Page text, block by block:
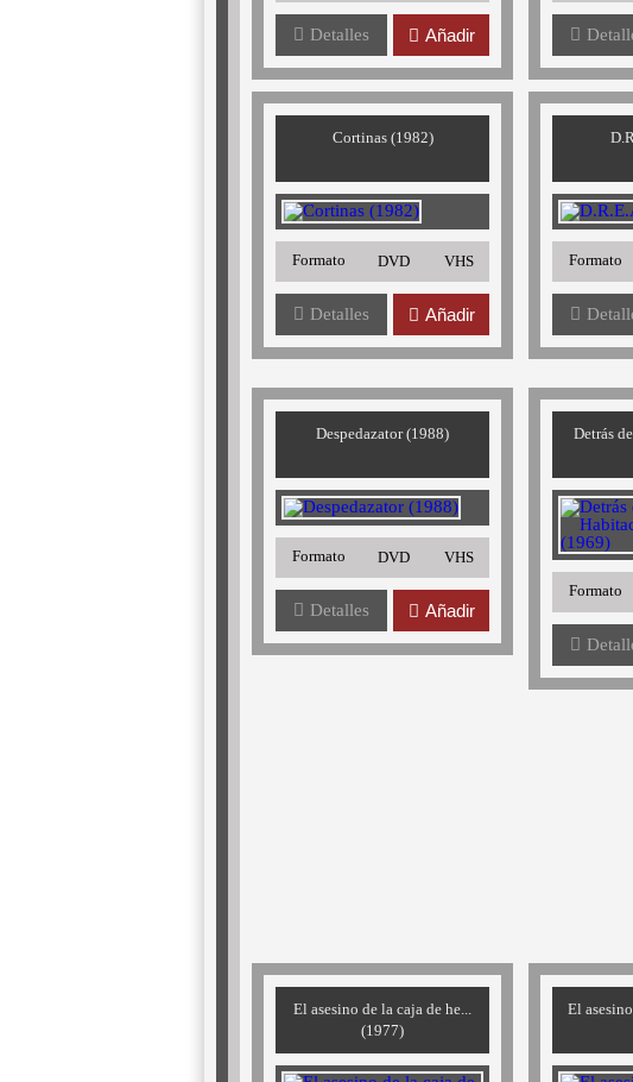
Detalles Añadir
Cortinas (1982)
Formato DVD VHS
Detalles Añadir
Formato
Despedazator (1988)
Formato DVD VHS
Detalles Añadir
Detrás
Formato
El asesino de la caja de he...
(1977)
El